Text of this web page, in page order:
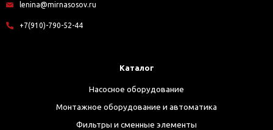
lenina@mirnasosov.ru
+7(910)-790-52-44
Каталог
Насосное оборудование
Монтажное оборудование и автоматика
Фильтры и сменные элементы